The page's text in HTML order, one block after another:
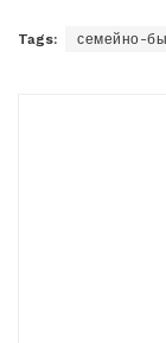
Tags: семейно-